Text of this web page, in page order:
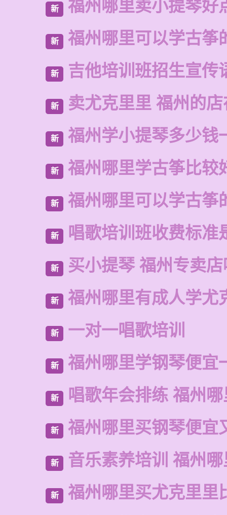
新 福州哪里卖小提琴好
新 福州哪里可以学古筝
新 吉他培训班招生宣传
新 卖尤克里里 福州的
新 福州学小提琴多少钱
新 福州哪里学古筝比较
新 福州哪里可以学古筝
新 唱歌培训班收费标准
新 买小提琴 福州专卖
新 福州哪里有成人学尤
新 一对一唱歌培训
新 福州哪里学钢琴便宜
新 唱歌年会排练 福州
新 福州哪里买钢琴便宜
新 音乐素养培训 福州
新 福州哪里买尤克里里